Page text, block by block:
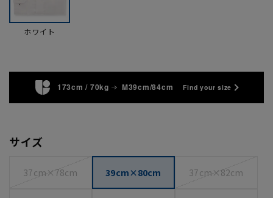
ホワイト
173cm / 70kg M39cm/84cm Find your size
サイズ
37cm×78cm 39cm×80cm 37cm×82cm